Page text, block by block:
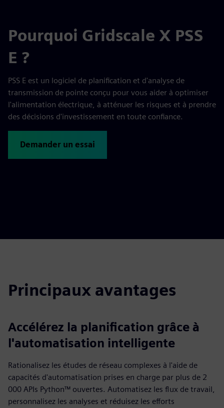
Pourquoi Gridscale X PSS
E ?
PSS E est un logiciel de planification et d'analyse de
transmission de pointe conçu pour vous aider à optimiser
l'alimentation électrique, à atténuer les risques et à prendre
des décisions d'investissement en toute confiance.
Demander un essai
Principaux avantages
Accélérez la planification grâce à
l'automatisation intelligente
Rationalisez les études de réseau complexes à l'aide de
capacités d'automatisation prises en charge par plus de 2
000 APIs Python™ ouvertes. Automatisez les flux de travail,
personnalisez les analyses et réduisez les efforts